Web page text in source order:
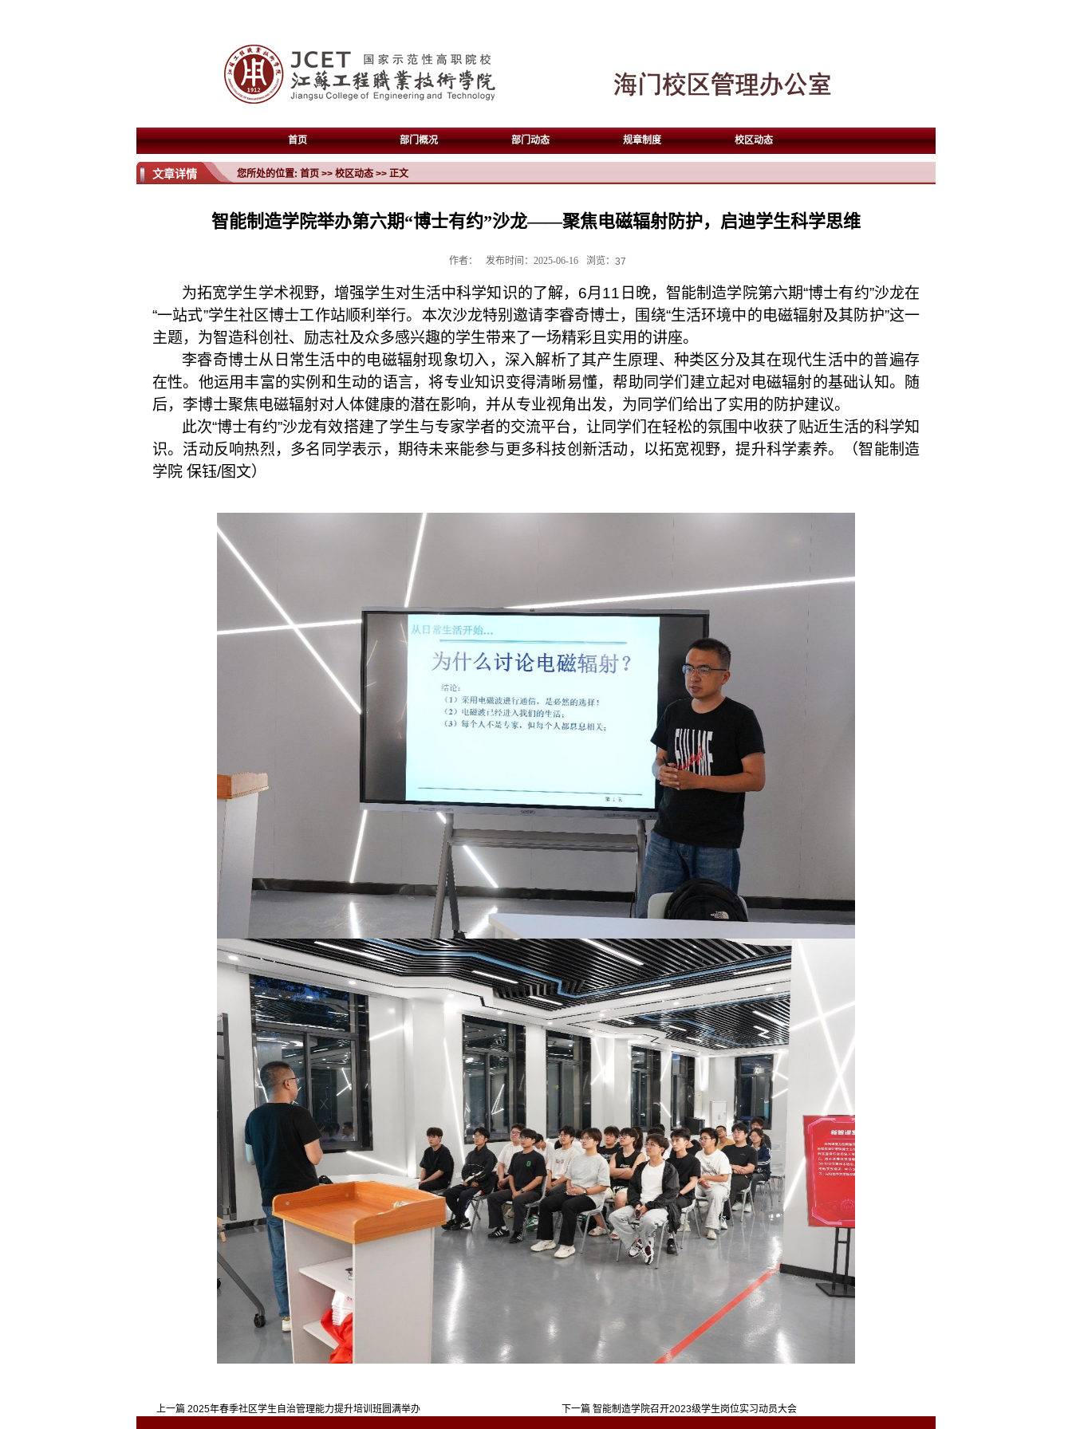
首页 部门概况 部门动态 规章制度 校区动态
文章详情
智能制造学院举办第六期“博士有约”沙龙——聚焦电磁辐射防护，启迪学生科学思维
作者： 发布时间：2025-06-16 浏览： 37
为拓宽学生学术视野，增强学生对生活中科学知识的了解， 6月 11 日晚，智能制造学院第六期“博士有约”沙龙在
“一站式”学生社区博士工作站顺利举行。本次沙龙特别邀请李睿奇博士，围绕“生活环境中的电磁辐射及其防护”这一
主题，为智造科创社、励志社及众多感兴趣的学生带来了一场精彩且实用的讲座。
李睿奇博士从日常生活中的电磁辐射现象切入，深入解析了其产生原理、种类区分及其在现代生活中的普遍存
在性。他运用丰富的实例和生动的语言，将专业知识变得清晰易懂，帮助同学们建立起对电磁辐射的基础认知。随
后，李博士聚焦电磁辐射对人体健康的潜在影响，并从专业视角出发，为同学们给出了实用的防护建议。
此次“博士有约”沙龙有效搭建了学生与专家学者的交流平台，让同学们在轻松的氛围中收获了贴近生活的科学知
识。活动反响热烈，多名同学表示，期待未来能参与更多科技创新活动，以拓宽视野，提升科学素养。（智能制造
学院 保钰/图文）
上一篇 2025年春季社区学生自治管理能力提升培训班圆满举办 下一篇 智能制造学院召开2023级学生岗位实习动员大会
您所处的位置: 首页 >> 校区动态 >> 正文